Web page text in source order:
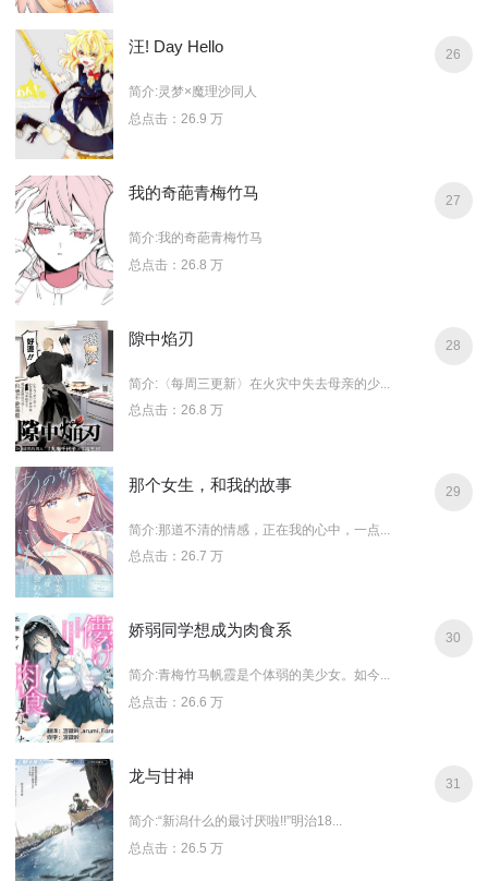
汪! Day Hello
简介:灵梦×魔理沙同人
总点击：26.9 万
26
我的奇葩青梅竹马
简介:我的奇葩青梅竹马
总点击：26.8 万
27
隙中焰刃
简介:〈每周三更新〉在火灾中失去母亲的少...
总点击：26.8 万
28
那个女生，和我的故事
简介:那道不清的情感，正在我的心中，一点...
总点击：26.7 万
29
娇弱同学想成为肉食系
简介:青梅竹马帆霞是个体弱的美少女。如今...
总点击：26.6 万
30
龙与甘神
简介:“新潟什么的最讨厌啦!!”明治18...
总点击：26.5 万
31